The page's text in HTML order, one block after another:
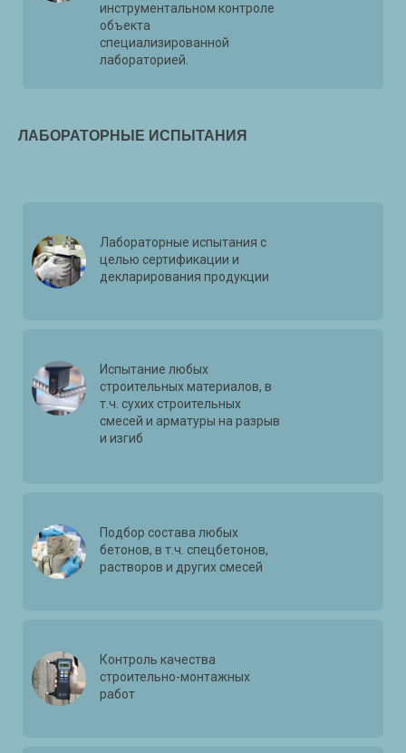
инструментальном контроле
объекта
специализированной
лабораторией.
Испытание любых
строительных материалов, в
т.ч. сухих строительных
смесей и арматуры на разрыв
и изгиб
Лабораторные испытания с
целью сертификации и
декларирования продукции
ЛАБОРАТОРНЫЕ ИСПЫТАНИЯ
Контроль качества
строительно-монтажных
работ
Подбор состава любых
бетонов, в т.ч. спецбетонов,
растворов и других смесей